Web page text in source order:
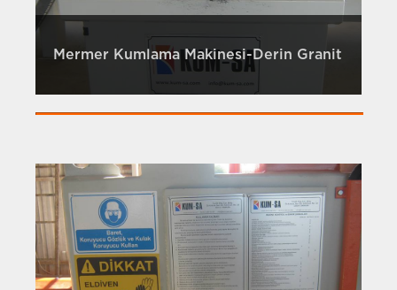
Mermer Kumlama Makinesi-Derin Granit